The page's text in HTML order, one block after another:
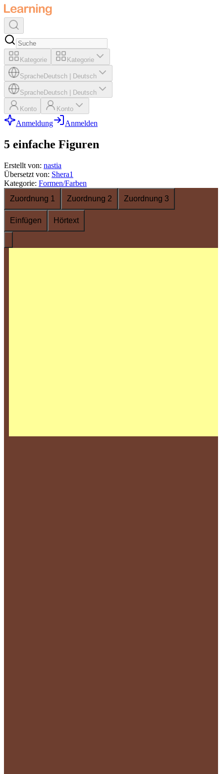
Kategorie Kategorie
SpracheDeutsch Deutsch
SpracheDeutsch Deutsch
Konto Konto
Anmeldung Anmelden
5 einfache Figuren
Erstellt von: nastia
Übersetzt von: Shera1
Kategorie: Formen/Farben
Zuordnung 1
Zuordnung 2 Zuordnung 3
Einfügen Hörtext